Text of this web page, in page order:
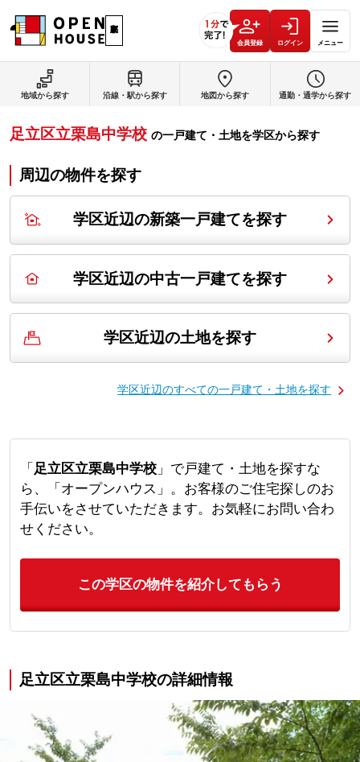
会員登録 ログイン メニュー
地域から探す 沿線・駅から探す 地図から探す 通勤・通学から探す
足立区立栗島中学校 の一戸建て・土地を学区から探す
周辺の物件を探す
学区近辺の新築一戸建てを探す
学区近辺の中古一戸建てを探す
学区近辺の土地を探す
学区近辺のすべての一戸建て・土地を探す
「 足立区立栗島中学校」で戸建て・土地を探すな
ら、「オープンハウス」。お客様のご住宅探しのお
手伝いをさせていただきます。お気軽にお問い合わ
せください。
この学区の物件を紹介してもらう
足立区立栗島中学校の詳細情報